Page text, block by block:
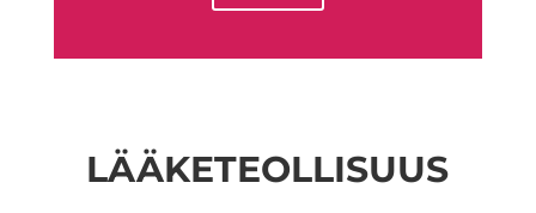
LÄÄKETEOLLISUUS